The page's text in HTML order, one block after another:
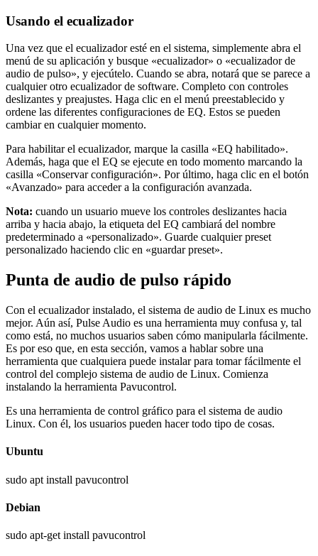
Usando el ecualizador
Una vez que el ecualizador esté en el sistema, simplemente abra el
menú de su aplicación y busque «ecualizador» o «ecualizador de
audio de pulso», y ejecútelo. Cuando se abra, notará que se parece a
cualquier otro ecualizador de software. Completo con controles
deslizantes y preajustes. Haga clic en el menú preestablecido y
ordene las diferentes configuraciones de EQ. Estos se pueden
cambiar en cualquier momento.
Para habilitar el ecualizador, marque la casilla «EQ habilitado».
Además, haga que el EQ se ejecute en todo momento marcando la
casilla «Conservar configuración». Por último, haga clic en el botón
«Avanzado» para acceder a la configuración avanzada.
Nota: cuando un usuario mueve los controles deslizantes hacia
arriba y hacia abajo, la etiqueta del EQ cambiará del nombre
predeterminado a «personalizado». Guarde cualquier preset
personalizado haciendo clic en «guardar preset».
Punta de audio de pulso rápido
Con el ecualizador instalado, el sistema de audio de Linux es mucho
mejor. Aún así, Pulse Audio es una herramienta muy confusa y, tal
como está, no muchos usuarios saben cómo manipularla fácilmente.
Es por eso que, en esta sección, vamos a hablar sobre una
herramienta que cualquiera puede instalar para tomar fácilmente el
control del complejo sistema de audio de Linux. Comienza
instalando la herramienta Pavucontrol.
Es una herramienta de control gráfico para el sistema de audio
Linux. Con él, los usuarios pueden hacer todo tipo de cosas.
Ubuntu
sudo apt install pavucontrol
Debian
sudo apt-get install pavucontrol